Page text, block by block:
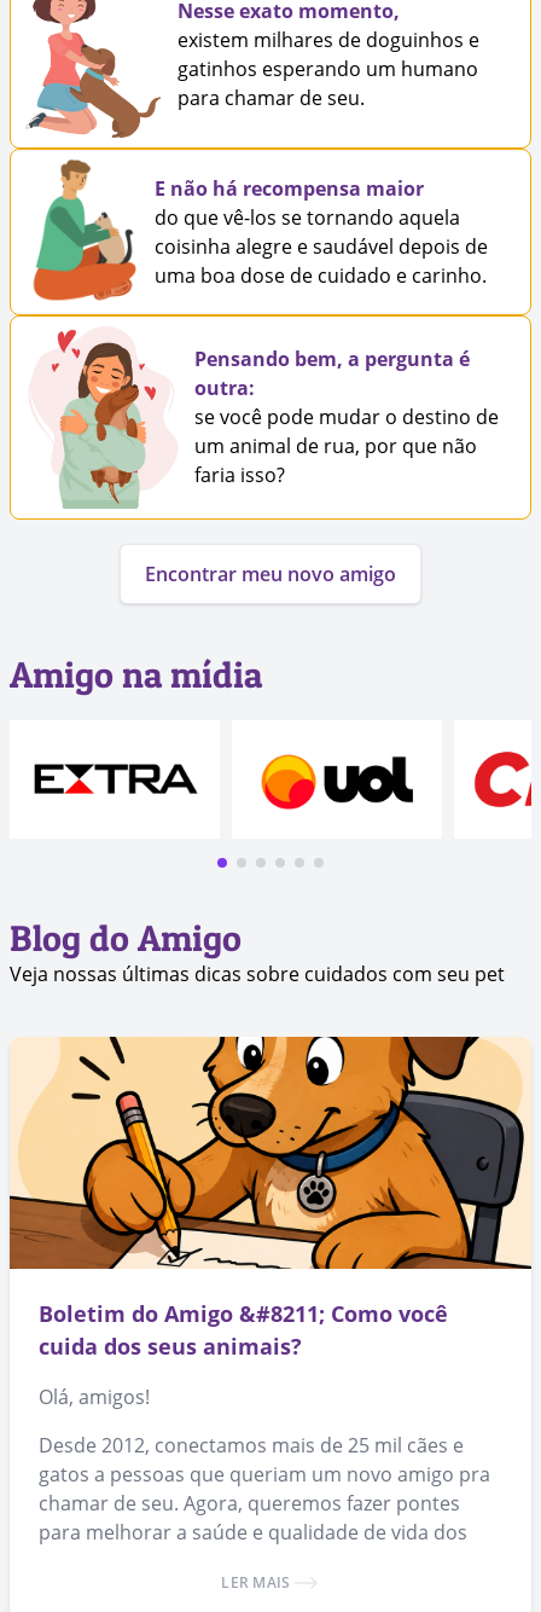
Nesse exato momento,
existem milhares de doguinhos e
gatinhos esperando um humano
para chamar de seu.
E não há recompensa maior
do que vê-los se tornando aquela
coisinha alegre e saudável depois de
uma boa dose de cuidado e carinho.
Pensando bem, a pergunta é
outra:
se você pode mudar o destino de
um animal de rua, por que não
faria isso?
Encontrar meu novo amigo
Amigo na mídia
Blog do Amigo
Veja nossas últimas dicas sobre cuidados com seu pet
Boletim do Amigo &#8211; Como você
cuida dos seus animais?
Olá, amigos!
Desde 2012, conectamos mais de 25 mil cães e
gatos a pessoas que queriam um novo amigo pra
chamar de seu. Agora, queremos fazer pontes
para melhorar a saúde e qualidade de vida dos
LER MAIS